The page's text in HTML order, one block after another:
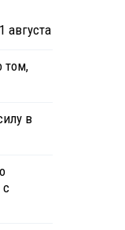
августа
том,
в